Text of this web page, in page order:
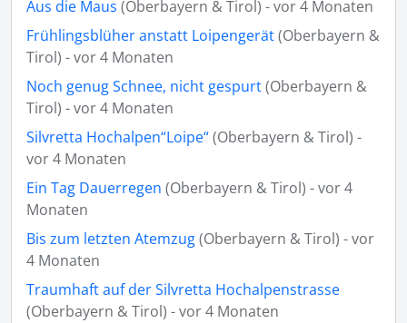
Aus die Maus (Oberbayern & Tirol) - vor 4 Monaten
Frühlingsblüher anstatt Loipengerät(Oberbayern &
Tirol) - vor 4 Monaten
Noch genug Schnee, nicht gespurt(Oberbayern &
Tirol) - vor 4 Monaten
Silvretta Hochalpen“Loipe“(Oberbayern & Tirol) -
vor 4 Monaten
Ein Tag Dauerregen (Oberbayern & Tirol) - vor 4
Monaten
Bis zum letzten Atemzug(Oberbayern & Tirol) - vor
4 Monaten
Traumhaft auf der Silvretta Hochalpenstrasse
(Oberbayern & Tirol) - vor 4 Monaten